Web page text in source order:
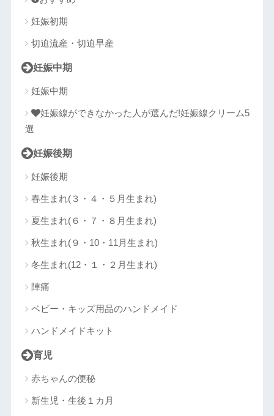
妊娠初期
切迫流産・切迫早産
妊娠中期
妊娠中期
妊娠線ができなかった人が選んだ!妊娠線クリーム5
選
妊娠後期
妊娠後期
春生まれ(３・４・５月生まれ)
夏生まれ(６・７・８月生まれ)
秋生まれ(９・10・11月生まれ)
冬生まれ(12・１・２月生まれ)
陣痛
ベビー・キッズ用品のハンドメイド
ハンドメイドキット
育児
赤ちゃんの便秘
新生児・生後１カ月